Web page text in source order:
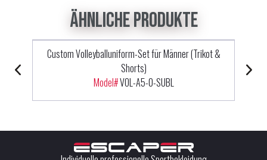
Ähnliche Produkte
Custom Volleyballuniform-Set für Männer (Trikot &
Shorts)
Model#VOL-A5-0-SUBL